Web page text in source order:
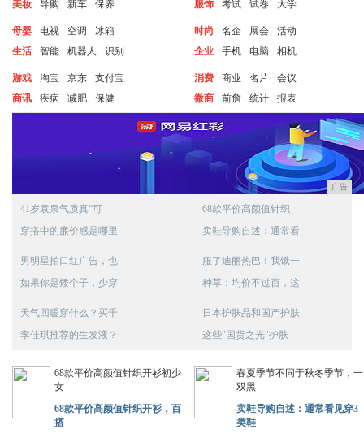
美妆
导购 新车 保养
服饰
考试 试卷 大学
母婴 电视 空调
冰箱
生活
智能 机器人 识别
时尚 名企 展会
活动
企业
手机 电脑 相机
游戏 淘宝 京东
支付宝
商讯
疾病 减肥 保健
消费 商业 名片
会议
微商
前詹 统计 报表
广告
41岁袁泉气质真“可
穿搭中的廉价感是哪里
68款平价高颜值针织
卖鞋导购自述：通常看
男明星拍口红广告，也
如果你是矮个子，少穿
服了迪丽热巴！我饿一
种草：均价不过百，这
天气回暖穿什么？买千
李佳琪推荐的生发液？
日本护肤品和国产护肤
这些"国货之光"护肤
68款平价高颜值针织开衫初少
女
68款平价高颜值针织开衫，百
搭
春夏季节不同于秋冬季节，一
双黑
卖鞋导购自述：通常看见穿3
类鞋